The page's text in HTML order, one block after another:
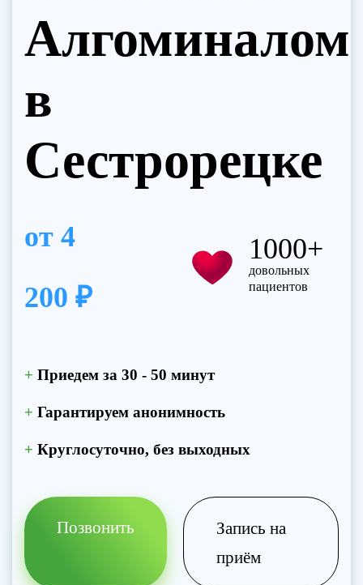
Алгоминалом
в
Сестрорецке
от 4
200 ₽
1000+
довольных
пациентов
+ Приедем за 30 - 50 минут
+ Гарантируем анонимность
+ Круглосуточно, без выходных
Позвонить
Запись на
приём